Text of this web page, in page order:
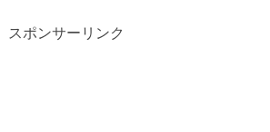
スポンサーリンク